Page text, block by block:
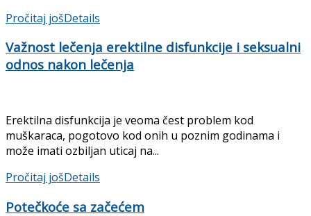
Pročitaj jošDetails
Važnost lečenja erektilne disfunkcije i seksualni
odnos nakon lečenja
Erektilna disfunkcija je veoma čest problem kod
muškaraca, pogotovo kod onih u poznim godinama i
može imati ozbiljan uticaj na...
Pročitaj jošDetails
Potečkoće sa začećem